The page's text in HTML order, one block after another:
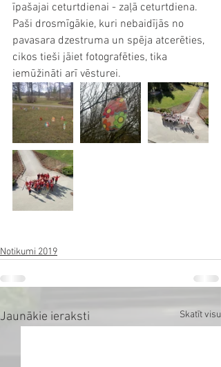
īpašajai ceturtdienai - zaļā ceturtdiena.
Paši drosmīgākie, kuri nebaidījās no
pavasara dzestruma un spēja atcerēties,
cikos tieši jāiet fotografēties, tika
iemūžināti arī vēsturei.
Notikumi 2019
Jaunākie ieraksti Skatīt visu